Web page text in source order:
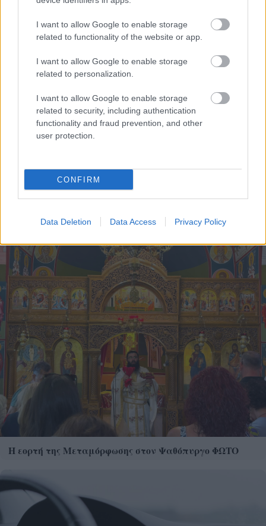
I want to allow Google to enable storage
related to functionality of the website or app.
I want to allow Google to enable storage
related to personalization.
I want to allow Google to enable storage
related to security, including authentication
functionality and fraud prevention, and other
user protection.
CONFIRM
Data Deletion Data Access Privacy Policy
Τουρισμός για Ολους 2026: Τα SOS για να κερδίσετε το
voucher διακοπών
έχετε ξαναδεί
Η εορτή της Μεταμόρφωσης στον Ψαθόπυργο ΦΩΤΟ